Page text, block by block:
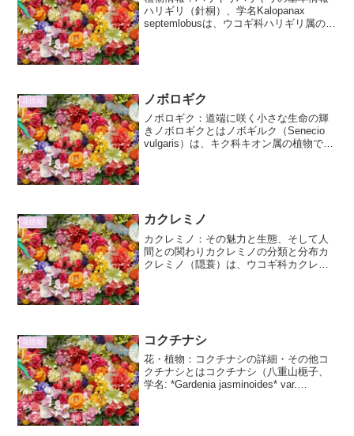
ハリギリ（針桐）、学名Kalopanax
septemlobusは、ウコギ科ハリギリ属の落
花情報 ノボロギク
ノボロギク：道端に咲く小さな生命の輝
きノボロギクとはノボギルク（Senecio
vulgaris）は、キク科キオン属の植物で、
花情報 カクレミノ
カクレミノ：その魅力と生態、そして人
間との関わりカクレミノの分類と分布カ
クレミノ（隠蓑）は、ウコギ科カクレミ
花情報 コクチナシ
花・植物：コクチナシの詳細・その他コ
クチナシとはコクチナシ（八重山梔子、
学名: *Gardenia jasminoides* var.